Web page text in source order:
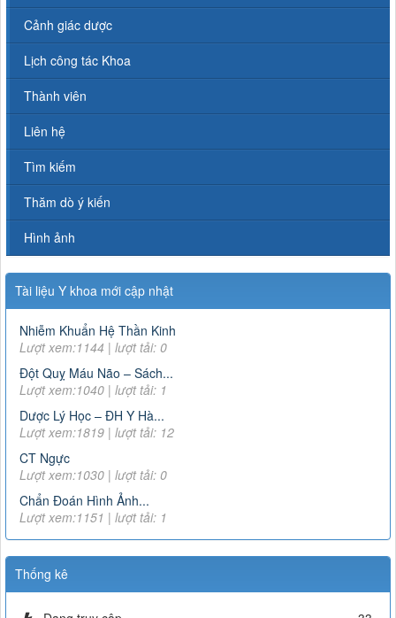
Cảnh giác dược
Lịch công tác Khoa
Thành viên
Liên hệ
Tìm kiếm
Thăm dò ý kiến
Hình ảnh
Tài liệu Y khoa mới cập nhật
Nhiễm Khuẩn Hệ Thần Kinh
Lượt xem:1144 | lượt tải: 0
Đột Quỵ Máu Não – Sách...
Lượt xem:1040 | lượt tải: 1
Dược Lý Học – ĐH Y Hà...
Lượt xem:1819 | lượt tải: 12
CT Ngực
Lượt xem:1030 | lượt tải: 0
Chẩn Đoán Hình Ảnh...
Lượt xem:1151 | lượt tải: 1
Thống kê